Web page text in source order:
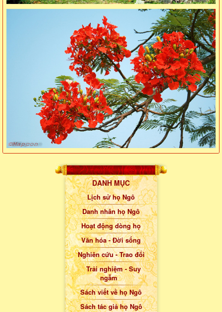
DANH MỤC
Lịch sử họ Ngô
Danh nhân họ Ngô
Hoạt động dòng họ
Văn hóa - Đời sống
Nghiên cứu - Trao đổi
Trải nghiệm - Suy
ngẫm
Sách viết về họ Ngô
Sách tác giả họ Ngô